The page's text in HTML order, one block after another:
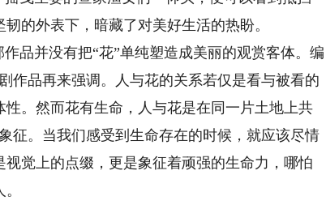
的外表下，暗藏了对美好生活的热盼。
并没有把“花”单纯塑造成美丽的观赏客体。编
作品再来强调。人与花的关系若仅是看与被看的
。然而花有生命，人与花是在同一片土地上共
征。当我们感受到生命存在的时候，就应该尽情
觉上的点缀，更是象征着顽强的生命力，哪怕